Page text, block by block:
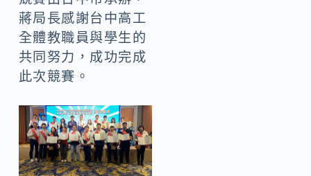
蔣局長感謝台中高工
全體教職員與學生的
共同努力，成功完成
此次競賽。